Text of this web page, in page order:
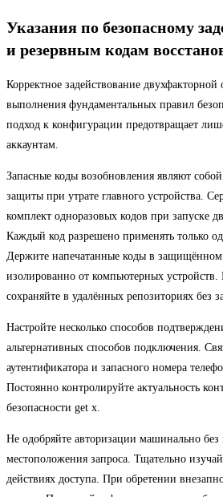
Указания по безопасному
и резервным кодам
Корректное задействование двухфакторной
выполнения фундаментальных правил
подход к конфигурации предотвращает
аккаунтам.
Запасные коды возобновления являют
защиты при утрате главного устройства.
комплект одноразовых кодов при запуске
Каждый код разрешено применять только
Держите напечатанные коды в
изолированно от компьютерных
сохраняйте в удалённых репозиториях без
Настройте несколько способов
альтернативных способов подключения.
аутентификатора и запасного номера
Постоянно контролируйте актуальность
безопасности get x.
Не одобряйте авторизации машинально без
местоположения запроса. Тщательно
действиях доступа. При обретении